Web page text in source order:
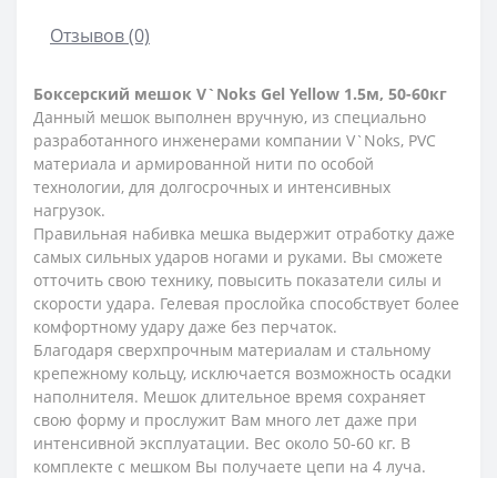
Отзывов (0)
Боксерский мешок V`Noks Gel Yellow 1.5м, 50-60кг
Данный мешок выполнен вручную, из специально
разработанного инженерами компании V`Noks, PVC
материала и армированной нити по особой
технологии, для долгосрочных и интенсивных
нагрузок.
Правильная набивка мешка выдержит отработку даже
самых сильных ударов ногами и руками. Вы сможете
отточить свою технику, повысить показатели силы и
скорости удара. Гелевая прослойка способствует более
комфортному удару даже без перчаток.
Благодаря сверхпрочным материалам и стальному
крепежному кольцу, исключается возможность осадки
наполнителя. Мешок длительное время сохраняет
свою форму и прослужит Вам много лет даже при
интенсивной эксплуатации. Вес около 50-60 кг. В
комплекте с мешком Вы получаете цепи на 4 луча.